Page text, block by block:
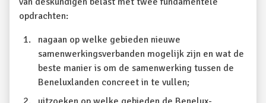
opdrachten:
nagaan op welke gebieden nieuwe
samenwerkingsverbanden mogelijk zijn en wat de
beste manier is om de samenwerking tussen de
Beneluxlanden concreet in te vullen;